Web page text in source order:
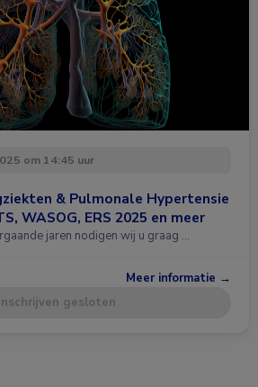
om 14:45 uur
& Pulmonale Hypertensie
WASOG, ERS 2025 en meer
jaren nodigen wij u graag …
Meer informatie →
gesloten